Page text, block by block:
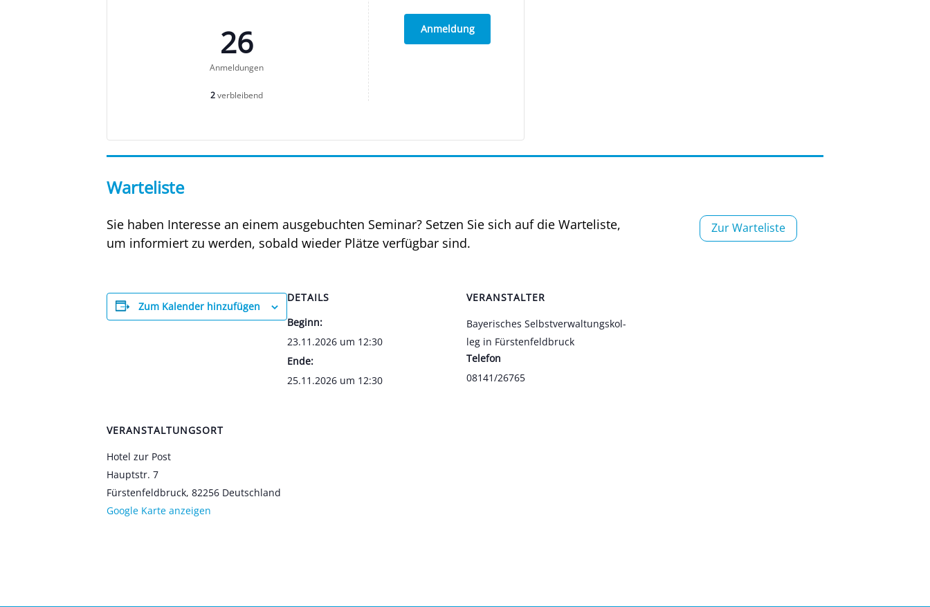
26
Anmel­dun­gen
2ver­blei­bend
Anmeldung
Warteliste
Sie haben Inter­es­se an einem aus­ge­buch­ten Semi­nar? Set­zen Sie sich auf die War­te­lis­te,
um infor­miert zu wer­den, sobald wie­der Plät­ze ver­füg­bar sind.
Zur War­te­lis­te
Zum Kalender hinzufügen
DETAILS
Beginn:
23.11.2026 um 12:30
Ende:
25.11.2026 um 12:30
VERANSTALTER
Baye­ri­sches Selbst­ver­wal­tungs­kol­
leg in Fürs­ten­feld­bruck
Tele­fon
08141/26765
VERANSTALTUNGSORT
Hotel zur Post
Haupt­str. 7
Fürs­ten­feld­bruck, 82256 Deutsch­land
Goog­le Kar­te anzei­gen